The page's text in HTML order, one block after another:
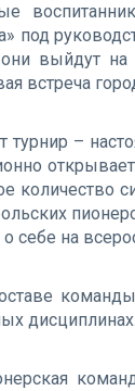
под
выйдут на
встреча
турнир –
количество
о себе на
дисциплинах.